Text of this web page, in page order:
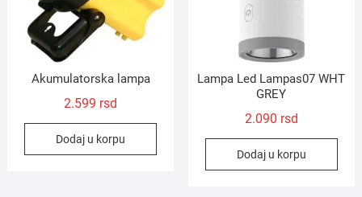
Akumulatorska lampa
2.599 rsd
Dodaj u korpu
Lampa Led Lampas07 WHT
GREY
2.090 rsd
Dodaj u korpu